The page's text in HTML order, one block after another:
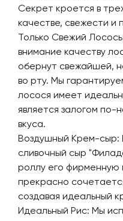
Секрет кроется в
качестве, свежести и
Только Свежий
внимание качеству
обернут свежайшей,
во рту. Мы
лосося имеет
является залогом по-
вкуса.
Воздушный Крем-сыр:
сливочный сыр
роллу его фирменную
прекрасно
создавая идеальный
Идеальный Рис: Мы